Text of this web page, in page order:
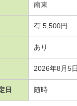
南東
有 5,500円
あり
2026年8月5
日 随時